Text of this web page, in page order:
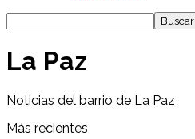
La Paz
Noticias del barrio de La Paz
Más recientes